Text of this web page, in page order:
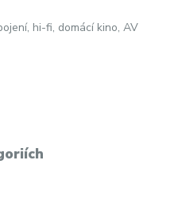
hi-fi, domácí kino, AV